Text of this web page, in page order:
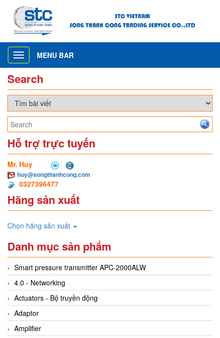
Toggle
navigation
MENU BAR
Search
Hỗ trợ trực tuyến
Mr. Huy
huy@songthanhcong.com
0327396477
Hãng sản xuất
Chọn hãng sản xuất
Danh mục sản phẩm
Smart pressure transmitter APC-2000ALW
4.0 - Networking
Actuators - Bộ truyền động
Adaptor
Amplifier